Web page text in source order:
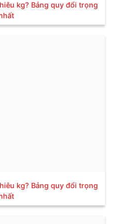
kg? Bảng quy đổi trọng
kg? Bảng quy đổi trọng